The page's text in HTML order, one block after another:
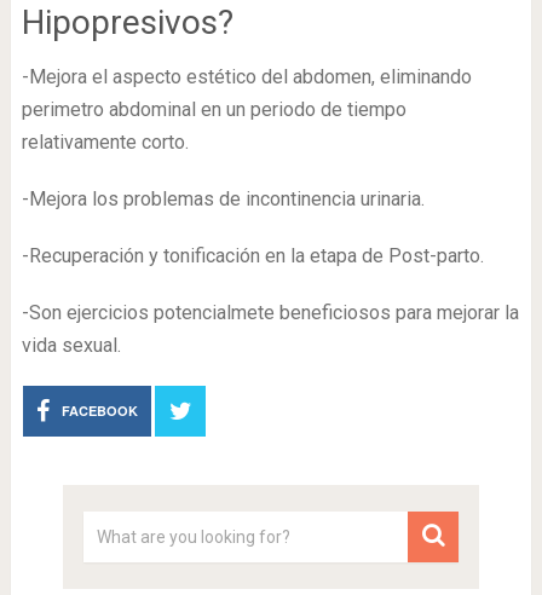
Hipopresivos?
-Mejora el aspecto estético del abdomen, eliminando
perimetro abdominal en un periodo de tiempo
relativamente corto.
-Mejora los problemas de incontinencia urinaria.
-Recuperación y tonificación en la etapa de Post-parto.
-Son ejercicios potencialmete beneficiosos para mejorar la
vida sexual.
FACEBOOK